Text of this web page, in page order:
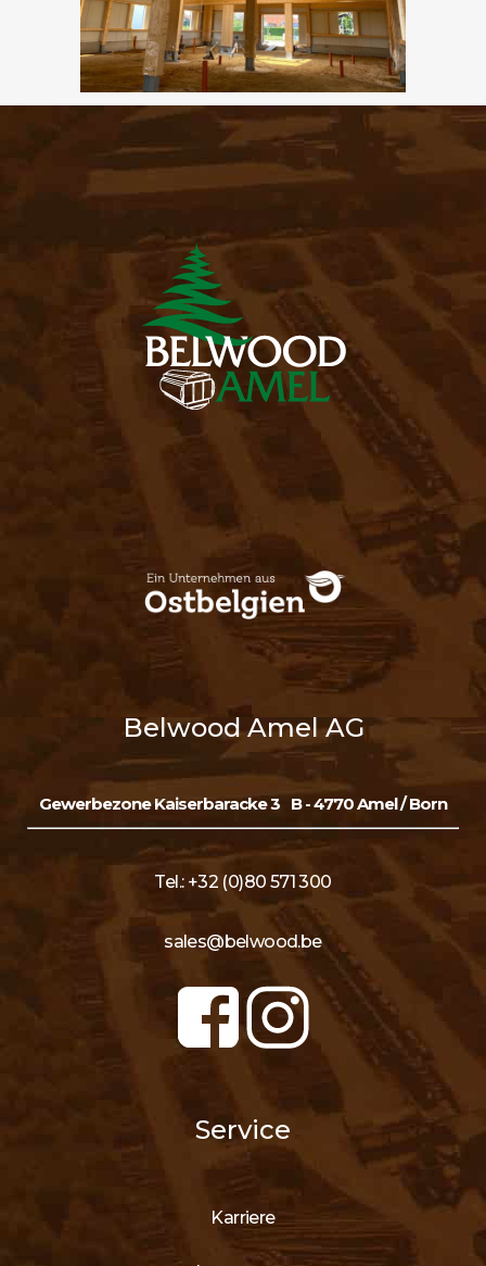
Belwood Amel AG
Gewerbezone Kaiserbaracke 3 B - 4770 Amel / Born
Tel.: +32 (0)80 571 300
sales@belwood.be
Service
Karriere